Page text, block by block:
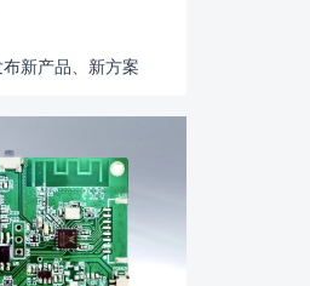
新产品、新方案